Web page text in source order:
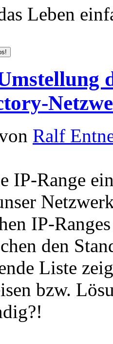
Leben
Ralf
IP-Range
IP-
den
Liste
bzw.